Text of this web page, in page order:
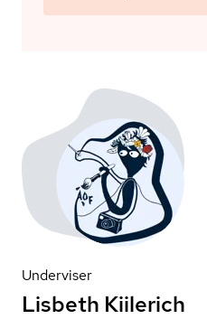
Underviser
Lisbeth Kiilerich